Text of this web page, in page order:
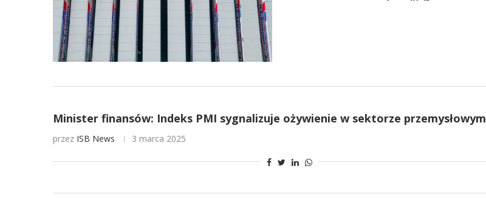
Minister finansów: Indeks PMI sygnalizuje ożywienie w sektorze przemysłowym
przez ISB News 3 marca 2025